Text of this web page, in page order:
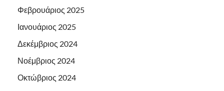
Φεβρουάριος 2025
Ιανουάριος 2025
Δεκέμβριος 2024
Νοέμβριος 2024
Οκτώβριος 2024